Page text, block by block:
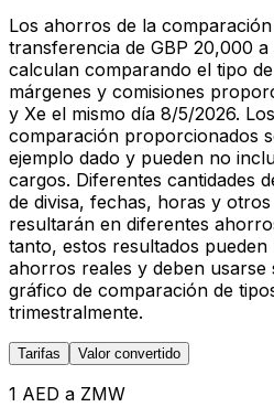
Los ahorros de la
transferencia de GBP 20,000
calculan comparando el tipo
márgenes y comisiones
y Xe el mismo día 8/5/2026.
comparación proporcionados
ejemplo dado y pueden no
cargos. Diferentes cantidades
de divisa, fechas, horas y
resultarán en diferentes
tanto, estos resultados
ahorros reales y deben usarse
gráfico de comparación de
trimestralmente.
Tarifas Valor convertido
1 AED a ZMW